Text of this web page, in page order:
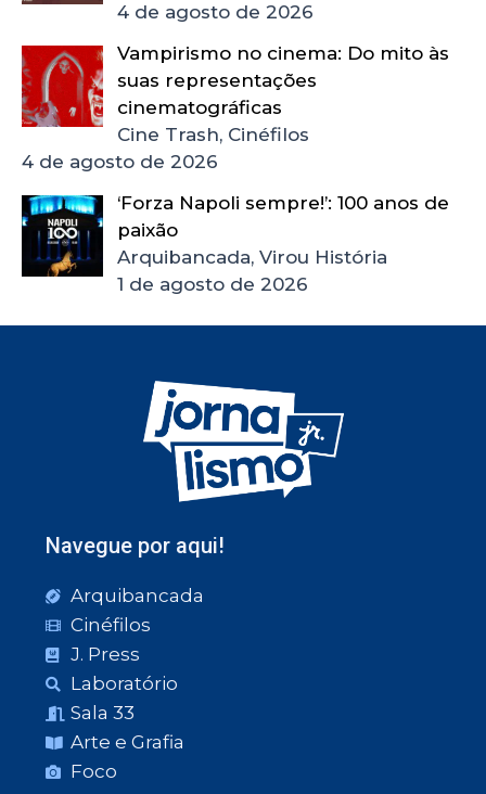
4 de agosto de 2026
Vampirismo no cinema: Do mito às
suas representações
cinematográficas
Cine Trash, Cinéfilos
4 de agosto de 2026
‘Forza Napoli sempre!’: 100 anos de
paixão
Arquibancada, Virou História
1 de agosto de 2026
Navegue por aqui!
Arquibancada
Cinéfilos
J. Press
Laboratório
Sala 33
Arte e Grafia
Foco